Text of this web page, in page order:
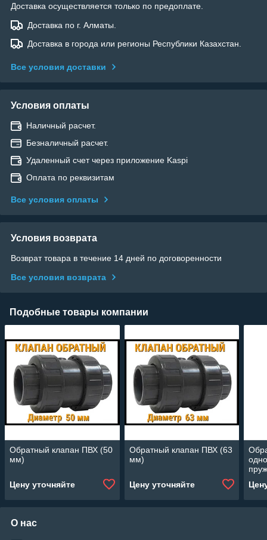
Доставка осуществляется только по предоплате.
Доставка по г. Алматы.
Доставка в города или регионы Республики Казахстан.
Все условия доставки
Условия оплаты
Наличный расчет.
Безналичный расчет.
Удаленный счет через приложение Kaspi
Оплата по реквизитам
Все условия оплаты
Условия возврата
Возврат товара в течение 14 дней по договоренности
Все условия возврата
Подобные товары компании
Обратный клапан ПВХ (50
мм)
Цену уточняйте
Обратный клапан ПВХ (63
мм)
Цену уточняйте
О нас